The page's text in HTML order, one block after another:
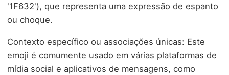
'1F632'), que representa uma expressão de espanto
ou choque.
Contexto específico ou associações únicas: Este
emoji é comumente usado em várias plataformas de
mídia social e aplicativos de mensagens, como